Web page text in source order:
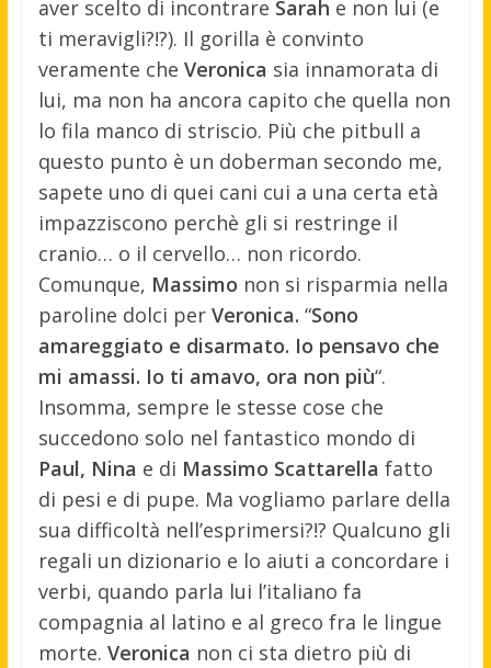
aver scelto di incontrare Sarah e non lui (e
ti meravigli?!?). Il gorilla è convinto
veramente che Veronica sia innamorata di
lui, ma non ha ancora capito che quella non
lo fila manco di striscio. Più che pitbull a
questo punto è un doberman secondo me,
sapete uno di quei cani cui a una certa età
impazziscono perchè gli si restringe il
cranio… o il cervello… non ricordo.
Comunque, Massimo non si risparmia nella
paroline dolci per Veronica. “Sono
amareggiato e disarmato. Io pensavo che
mi amassi. Io ti amavo, ora non più“.
Insomma, sempre le stesse cose che
succedono solo nel fantastico mondo di
Paul, Nina e di Massimo Scattarella fatto
di pesi e di pupe. Ma vogliamo parlare della
sua difficoltà nell’esprimersi?!? Qualcuno gli
regali un dizionario e lo aiuti a concordare i
verbi, quando parla lui l’italiano fa
compagnia al latino e al greco fra le lingue
morte. Veronica non ci sta dietro più di